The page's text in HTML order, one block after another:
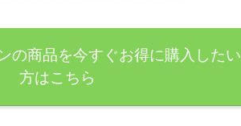
の商品を今すぐお得に購入したい
方はこちら